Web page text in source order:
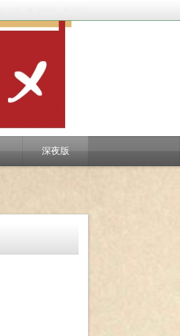
深夜版